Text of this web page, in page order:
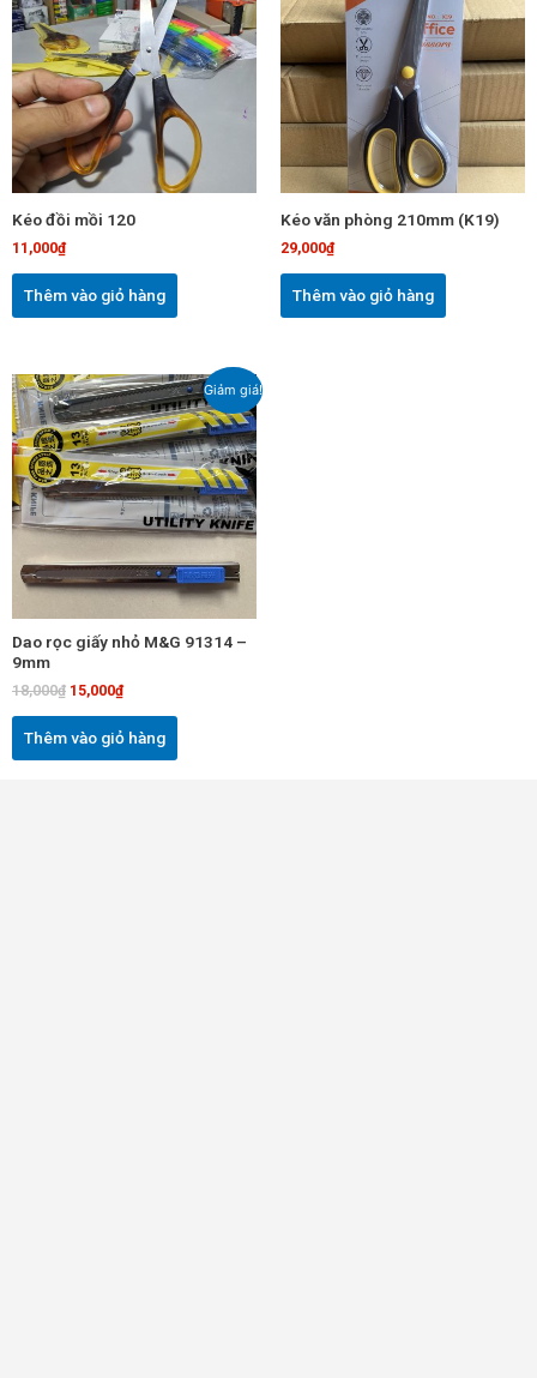
Kéo đồi mồi 120
11,000₫
Thêm vào giỏ hàng
Kéo văn phòng 210mm (K19)
29,000₫
Thêm vào giỏ hàng
Giảm giá!
Dao rọc giấy nhỏ M&G 91314 –
9mm
18,000₫
Giá
gốc
là:
18,000₫.
15,000₫
Giá
hiện
tại
là:
15,000₫.
Thêm vào giỏ hàng